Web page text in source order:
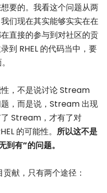
要的。我看这个问题从两
们现在其实能够实实在在
直接的参与到对社区的贡
到 RHEL 的代码当中，要
，不是说讨论 Stream
，而是说，Stream 出现
Stream，才有了对
的可能性。 所以这不是
有”的问题。
献，只有两个途径：